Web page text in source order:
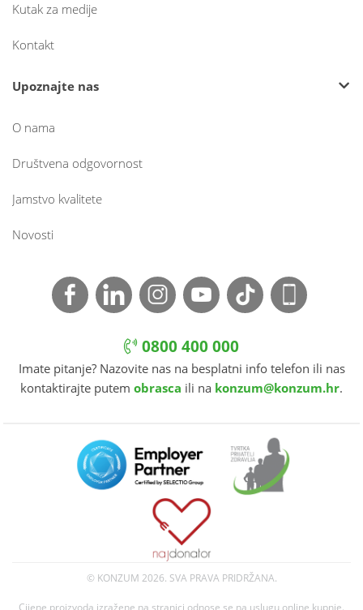
Kutak za medije
Kontakt
Upoznajte nas
O nama
Društvena odgovornost
Jamstvo kvalitete
Novosti
0800 400 000
Imate pitanje? Nazovite nas na besplatni info telefon ili nas
kontaktirajte putem obrasca ili na konzum@konzum.hr.
© KONZUM 2026. SVA PRAVA PRIDRŽANA.
Cijene proizvoda izražene na stranici odnose se na uslugu online kupnje.